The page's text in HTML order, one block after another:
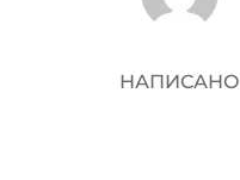
НАПИСАНО